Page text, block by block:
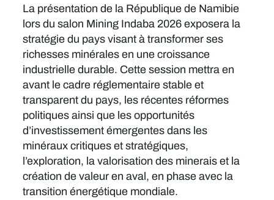
La présentation de la République de Namibie
lors du salon Mining Indaba 2026 exposera la
stratégie du pays visant à transformer ses
richesses minérales en une croissance
industrielle durable. Cette session mettra en
avant le cadre réglementaire stable et
transparent du pays, les récentes réformes
politiques ainsi que les opportunités
d’investissement émergentes dans les
minéraux critiques et stratégiques,
l’exploration, la valorisation des minerais et la
création de valeur en aval, en phase avec la
transition énergétique mondiale.